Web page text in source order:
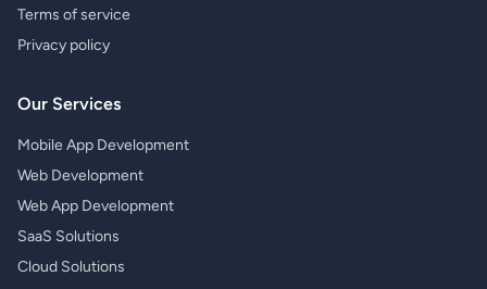
Terms of service
Privacy policy
Our Services
Mobile App Development
Web Development
Web App Development
SaaS Solutions
Cloud Solutions